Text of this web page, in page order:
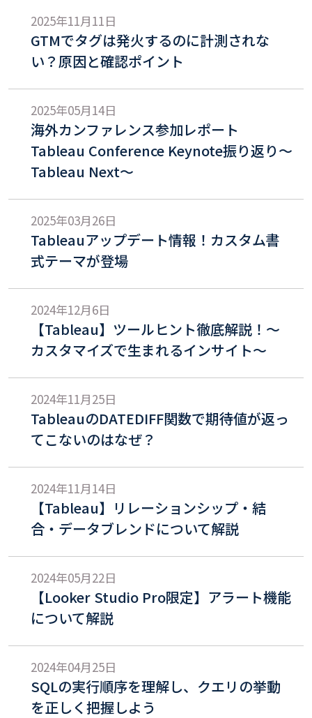
2025年11月11日
GTMでタグは発火するのに計測されな
い？原因と確認ポイント
2025年05月14日
海外カンファレンス参加レポート
Tableau Conference Keynote振り返り〜
Tableau Next〜
2025年03月26日
Tableauアップデート情報！カスタム書
式テーマが登場
2024年12月6日
【Tableau】ツールヒント徹底解説！〜
カスタマイズで生まれるインサイト〜
2024年11月25日
TableauのDATEDIFF関数で期待値が返っ
てこないのはなぜ？
2024年11月14日
【Tableau】リレーションシップ・結
合・データブレンドについて解説
2024年05月22日
【Looker Studio Pro限定】アラート機能
について解説
2024年04月25日
SQLの実行順序を理解し、クエリの挙動
を正しく把握しよう